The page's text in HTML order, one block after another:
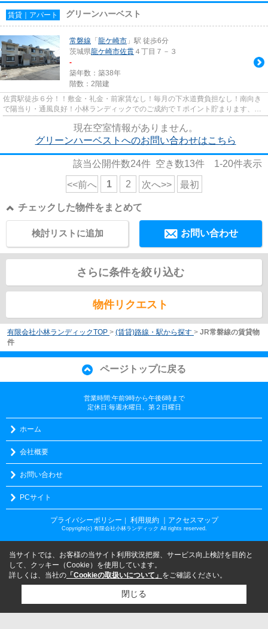
賃貸｜アパート グリーンハーベスト
常磐線 「 龍ケ崎市 」駅 徒歩6分
茨城県龍ケ崎市佐貫 ４丁目７－３
-
築年数：築38年
階数：2階建
佐貫駅徒歩６分！！敷金・礼金・前家賃なし！毎月の下水道費負担なし！南向き
で陽当り・通風良好！小林ランディックでのご成約でＴポイント貯まります、使
現在空室情報がありません。
グリーンハーベストへのお問い合わせはこちら
該当公開件数24件 空き数13件 1-20件表示
<<前へ 1 2 次へ>> 最初
チェックした物件をまとめて
お問い合わせ
検討リストに追加
さらに条件を絞り込む
物件リクエスト
有限会社小林ランディックTOP > (賃貸)路線・駅から探す > JR常磐線の賃貸物
件
ページトップに戻る
営業時間:午前9時から午後6時まで
定休日:毎週水曜日、第２日曜日
ホーム
会社概要
お問い合わせ
PCサイト
プライバシーポリシー ｜ 利用規約 ｜アクセスマップ
Copyright(c) 有限会社小林ランディック All rights reserved.
当サイトでは、お客様の当サイト利用状況把握、サービス向上検討を目的と
して、クッキー（Cookie）を使用しています。
詳しくは、当社の 「Cookieの取扱いについて」 をご確認ください。
閉じる